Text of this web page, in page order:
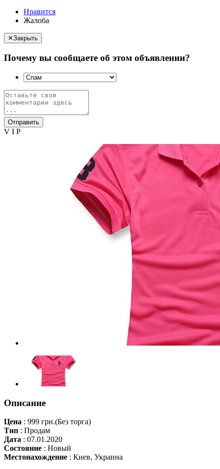
Нравится
Жалоба
✕Закрыть
Почему вы сообщаете об этом объявлении?
Отправить
V I P
Описание
Цена : 999 грн.(Без торга)
Тип : Продам
Дата : 07.01.2020
Состояние : Новый
Местонахождение : Киев, Украина